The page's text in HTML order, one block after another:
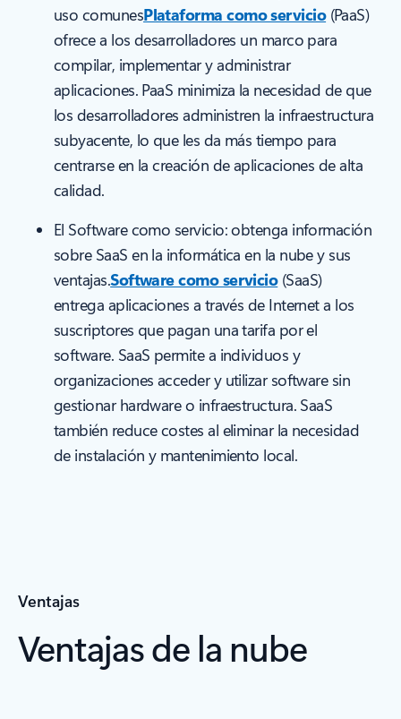
uso comunesPlataforma como servicio(PaaS)
ofrece a los desarrolladores un marco para
compilar, implementar y administrar
aplicaciones. PaaS minimiza la necesidad de que
los desarrolladores administren la infraestructura
subyacente, lo que les da más tiempo para
centrarse en la creación de aplicaciones de alta
calidad.
El Software como servicio: obtenga información
sobre SaaS en la informática en la nube y sus
ventajas.Software como servicio(SaaS)
entrega aplicaciones a través de Internet a los
suscriptores que pagan una tarifa por el
software. SaaS permite a individuos y
organizaciones acceder y utilizar software sin
gestionar hardware o infraestructura. SaaS
también reduce costes al eliminar la necesidad
de instalación y mantenimiento local.
Ventajas
Ventajas de la nube